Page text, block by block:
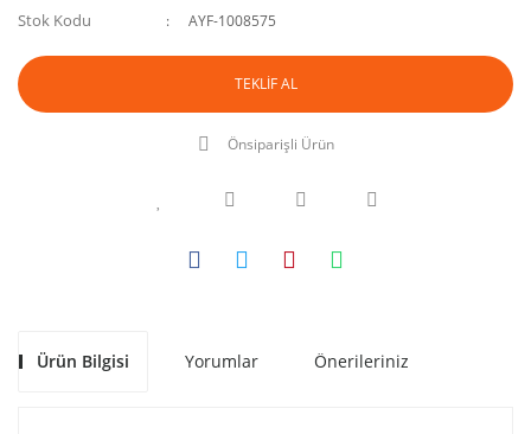
Stok Kodu AYF-1008575
TEKLİF AL
Önsiparişli Ürün
Ürün Bilgisi Yorumlar Önerileriniz